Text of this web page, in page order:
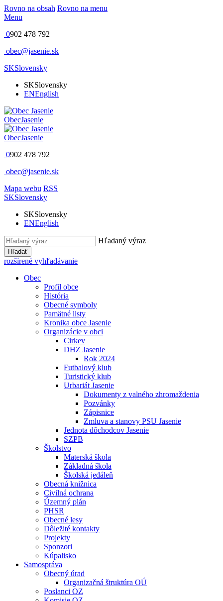
Rovno na obsah Rovno na menu
Menu
0902 478 792
obec@jasenie.sk
SKSlovensky
SKSlovensky
ENEnglish
ObecJasenie
ObecJasenie
0902 478 792
obec@jasenie.sk
Mapa webu RSS
SKSlovensky
SKSlovensky
ENEnglish
Hľadaný výraz
Hľadať
rozšírené vyhľadávanie
Obec
Profil obce
História
Obecné symboly
Pamätné listy
Kronika obce Jasenie
Organizácie v obci
Cirkev
DHZ Jasenie
Rok 2024
Futbalový klub
Turistický klub
Urbariát Jasenie
Dokumenty z valného zhromaždenia
Pozvánky
Zápisnice
Zmluva a stanovy PSU Jasenie
Jednota dôchodcov Jasenie
SZPB
Školstvo
Materská škola
Základná škola
Školská jedáleň
Obecná knižnica
Civilná ochrana
Územný plán
PHSR
Obecné lesy
Dôležité kontakty
Projekty
Sponzori
Kúpalisko
Samospráva
Obecný úrad
Organizačná štruktúra OÚ
Poslanci OZ